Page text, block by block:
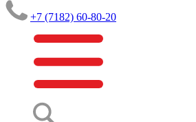
+7 (7182) 60-80-20